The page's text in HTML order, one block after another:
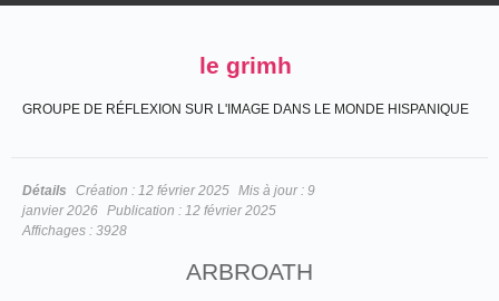
le grimh
GROUPE DE RÉFLEXION SUR L'IMAGE DANS LE MONDE HISPANIQUE
Détails Création : 12 février 2025 Mis à jour : 9
janvier 2026 Publication : 12 février 2025
Affichages : 3928
ARBROATH